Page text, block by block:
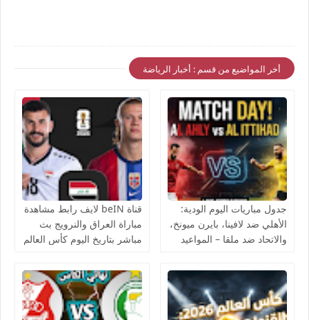
أخر المواضيع من قسم : أخبار الرياضة
جدول مباريات اليوم الودية:
الأهلي ضد لافينا، بايرن ميونخ،
والاتحاد ضد ملقا – المواعيد
قناة beIN لايف رابط مشاهدة
مباراة العراق والنرويج بث
مباشر بتاريخ اليوم كأس العالم